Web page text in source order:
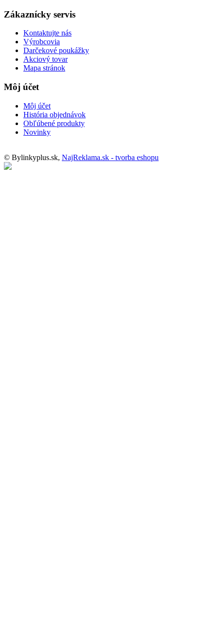
Zákaznícky servis
Kontaktujte nás
Výrobcovia
Darčekové poukážky
Akciový tovar
Mapa stránok
Môj účet
Môj účet
História objednávok
Obľúbené produkty
Novinky
© Bylinkyplus.sk, NajReklama.sk - tvorba eshopu